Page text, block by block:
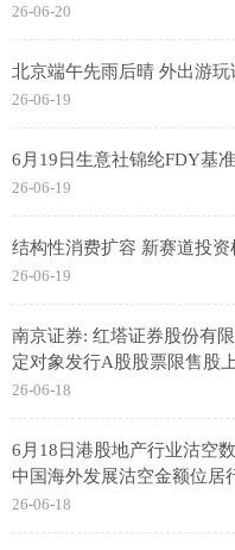
26-06-20
北京端午先雨后晴 外出游
26-06-19
6月19日生意社锦纶FDY基
26-06-19
结构性消费扩容 新赛道投资
26-06-19
南京证券: 红塔证券股份有
定对象发行A股股票限售股
26-06-18
6月18日港股地产行业沽空
中国海外发展沽空金额位居
26-06-18